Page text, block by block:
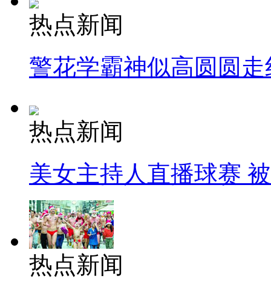
热点新闻
警花学霸神似高圆圆走
热点新闻
美女主持人直播球赛
热点新闻